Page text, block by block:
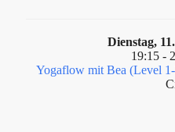
Dienstag,
19:15 -
Yogaflow mit Bea (Level